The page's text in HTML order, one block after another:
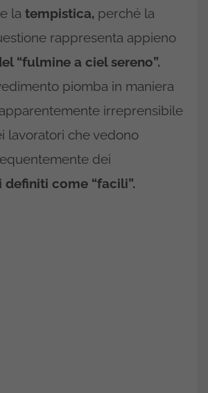
la tempistica, perché la
rappresenta appieno
“fulmine a ciel sereno”.
piomba in maniera
irreprensibile
lavoratori che vedono
dei
come “facili”.